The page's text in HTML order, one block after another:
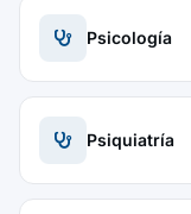
Psicología
Psiquiatría